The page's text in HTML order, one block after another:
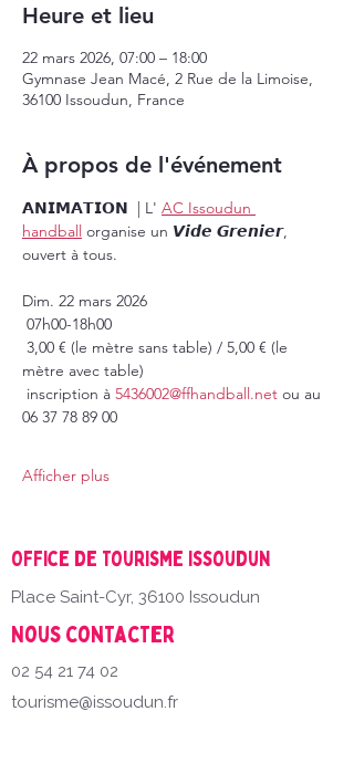
Heure et lieu
22 mars 2026, 07:00 – 18:00
Gymnase Jean Macé, 2 Rue de la Limoise,
36100 Issoudun, France
À propos de l'événement
𝗔𝗡𝗜𝗠𝗔𝗧𝗜𝗢𝗡  | L' AC Issoudun
handball organise un 𝙑𝙞𝙙𝙚 𝙂𝙧𝙚𝙣𝙞𝙚𝙧,
ouvert à tous.
Dim. 22 mars 2026
07h00-18h00
3,00 € (le mètre sans table) / 5,00 € (le
mètre avec table)
inscription à 5436002@ffhandball.net ou au
06 37 78 89 00
Afficher plus
Office de Tourisme Issoudun
Place Saint-Cyr, 36100 Issoudun
Nous contacter
02 54 21 74 02
tourisme@issoudun.fr